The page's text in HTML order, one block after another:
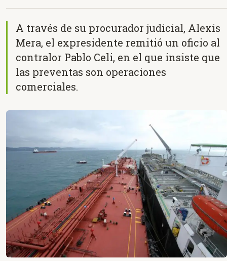
A través de su procurador judicial, Alexis
Mera, el expresidente remitió un oficio al
contralor Pablo Celi, en el que insiste que
las preventas son operaciones
comerciales.